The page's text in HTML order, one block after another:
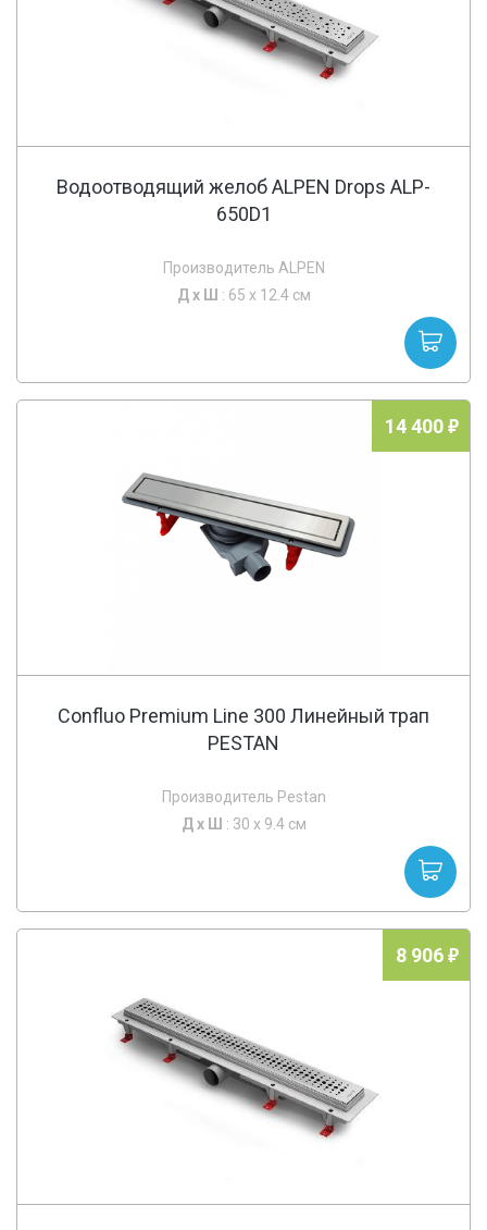
Водоотводящий желоб ALPEN Drops ALP-
650D1
Производитель ALPEN
Д х Ш : 65 x 12.4 см
14 400
Confluo Premium Line 300 Линейный трап
PESTAN
Производитель Pestan
Д х Ш : 30 x 9.4 см
8 906